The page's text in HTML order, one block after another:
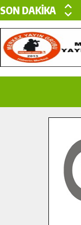
SON DAKİKA